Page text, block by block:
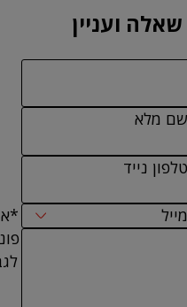
ועניין
מלא
נייד